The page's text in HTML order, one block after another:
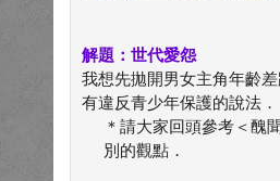
解題：世代愛怨
我想先拋開男女主角年齡
有違反青少年保護的說法．
＊請大家回頭參考＜醜
別的觀點．